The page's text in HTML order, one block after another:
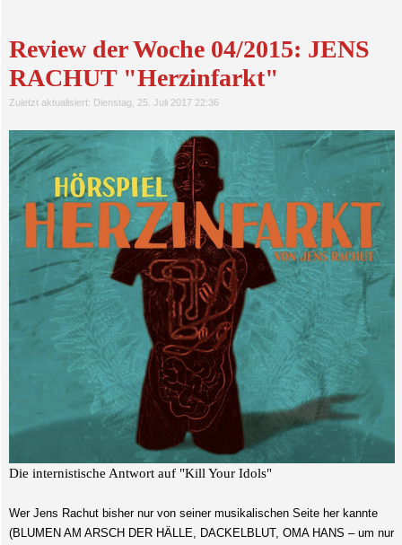
Review der Woche 04/2015: JENS
RACHUT "Herzinfarkt"
Zuletzt aktualisiert: Dienstag, 25. Juli 2017 22:36
Die internistische Antwort auf "Kill Your Idols"
Wer Jens Rachut bisher nur von seiner musikalischen Seite her kannte
(BLUMEN AM ARSCH DER HÄLLE, DACKELBLUT, OMA HANS – um nur